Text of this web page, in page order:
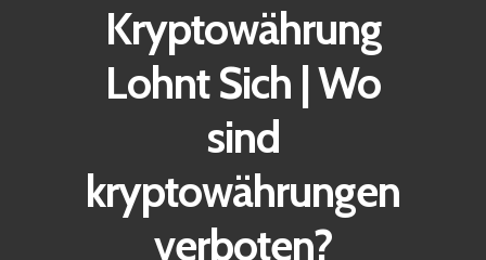
Kryptowährung
Lohnt Sich | Wo
sind
kryptowährungen
verboten?